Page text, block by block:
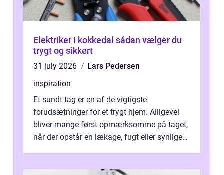
Elektriker i kokkedal sådan vælger du
trygt og sikkert
31 july 2026
Lars Pedersen
inspiration
Et sundt tag er en af de vigtigste
forudsætninger for et trygt hjem. Alligevel
bliver mange først opmærksomme på taget,
når der opstår en lækage, fugt eller synlige